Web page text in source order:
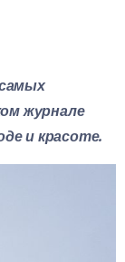
журнале
и красоте.